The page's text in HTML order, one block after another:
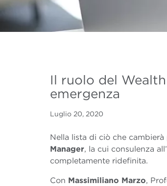
Il ruolo del
emergenza
Luglio 20, 2020
Nella lista di ciò che
Manager, la cui consulenza
completamente ridefinita.
Con Massimiliano Marzo,